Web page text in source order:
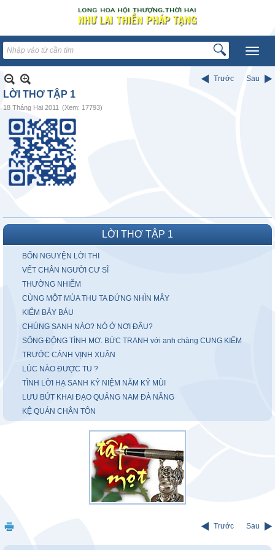
Trước Sau
LỜI THƠ TẬP 1
18 Tháng Hai 2011 (Xem: 17793)
LỜI THƠ TẬP 1
BỔN NGUYỆN LỜI THI
VẾT CHÂN NGƯỜI CƯ SĨ
THƯỜNG NHIỄM
CÙNG MỘT MÙA THU TA ĐỨNG NHÌN MÂY
KIẾM BẢY BÁU
CHÚNG SANH NÀO? NÓ Ở NƠI ĐÂU?
SỐNG ĐỘNG TÌNH MƠ. BỨC TRANH với anh chàng CUNG KIẾM
TRƯỚC CẢNH VỊNH XUÂN
LÚC NÀO ĐƯỢC TU ?
TÌNH LỜI HẠ SANH KỶ NIỆM NĂM KỶ MÙI
LƯU BÚT KHAI ĐẠO QUẢNG NAM ĐÀ NẴNG
KỆ QUÁN CHÂN TÔN
Trước Sau